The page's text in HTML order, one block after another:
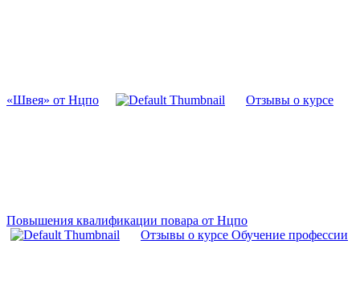
«Швея» от Нцпо Отзывы о курсе
Повышения квалификации повара от Нцпо
Отзывы о курсе Обучение профессии